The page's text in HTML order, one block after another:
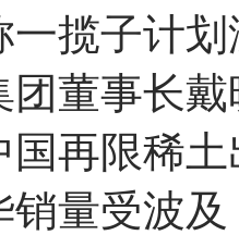
一揽子计
团董事长
国再限稀
销量受波